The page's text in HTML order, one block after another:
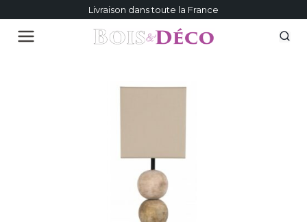
Livraison dans toute la France